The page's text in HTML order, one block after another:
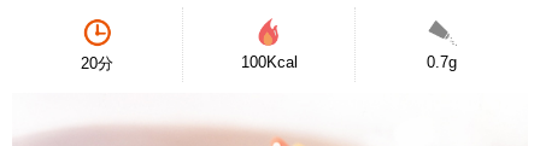
20分 100Kcal 0.7g